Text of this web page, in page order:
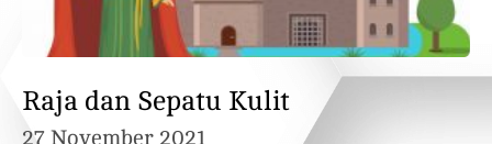
Raja dan Sepatu Kulit
27 November 2021